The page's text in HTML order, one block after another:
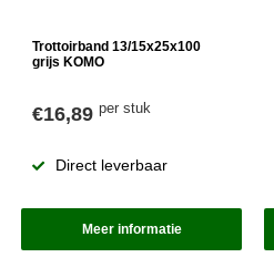
Trottoirband 13/15x25x100
grijs KOMO
€16,89 per stuk
Direct leverbaar
Meer informatie